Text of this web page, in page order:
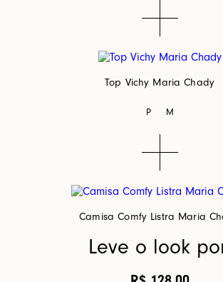
Top Vichy Maria Chady
P M
Camisa Comfy Listra Maria
Leve o look